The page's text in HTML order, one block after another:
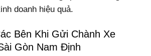
doanh hiệu quả.
Bên Khi Gửi Chành Xe
Gòn Nam Định